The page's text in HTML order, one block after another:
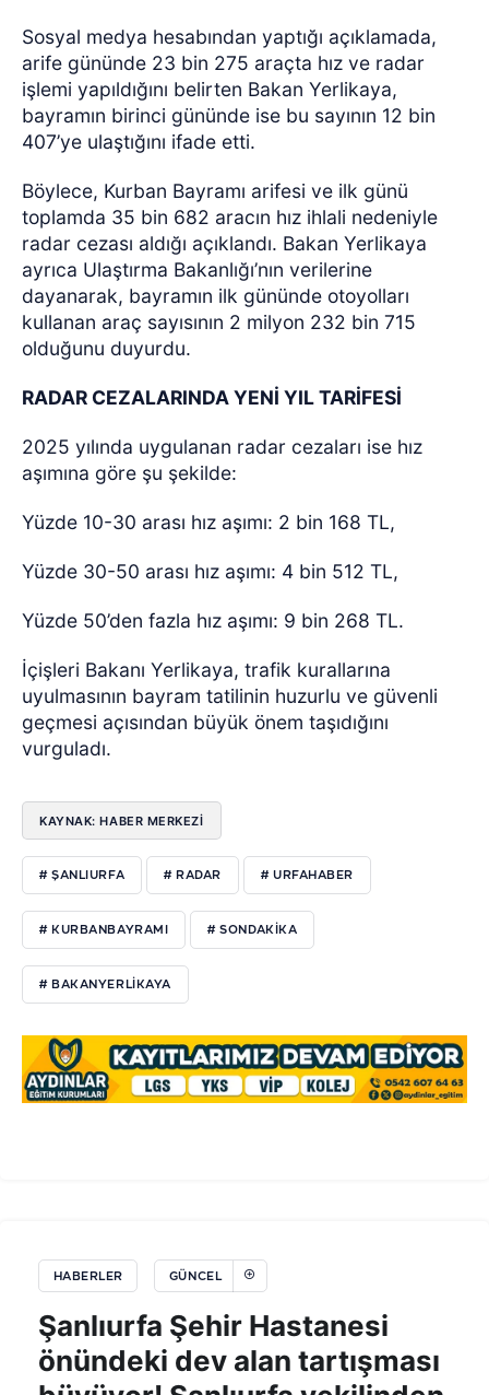
Sosyal medya hesabından yaptığı açıklamada,
arife gününde 23 bin 275 araçta hız ve radar
işlemi yapıldığını belirten Bakan Yerlikaya,
bayramın birinci gününde ise bu sayının 12 bin
407’ye ulaştığını ifade etti.
Böylece, Kurban Bayramı arifesi ve ilk günü
toplamda 35 bin 682 aracın hız ihlali nedeniyle
radar cezası aldığı açıklandı. Bakan Yerlikaya
ayrıca Ulaştırma Bakanlığı’nın verilerine
dayanarak, bayramın ilk gününde otoyolları
kullanan araç sayısının 2 milyon 232 bin 715
olduğunu duyurdu.
RADAR CEZALARINDA YENİ YIL TARİFESİ
2025 yılında uygulanan radar cezaları ise hız
aşımına göre şu şekilde:
Yüzde 10-30 arası hız aşımı: 2 bin 168 TL,
Yüzde 30-50 arası hız aşımı: 4 bin 512 TL,
Yüzde 50’den fazla hız aşımı: 9 bin 268 TL.
İçişleri Bakanı Yerlikaya, trafik kurallarına
uyulmasının bayram tatilinin huzurlu ve güvenli
geçmesi açısından büyük önem taşıdığını
vurguladı.
KAYNAK: HABER MERKEZI
# ŞANLIURFA # RADAR # URFAHABER
# KURBANBAYRAMI # SONDAKIKA
# BAKANYERLIKAYA
HABERLER GÜNCEL
Şanlıurfa Şehir Hastanesi
önündeki dev alan tartışması